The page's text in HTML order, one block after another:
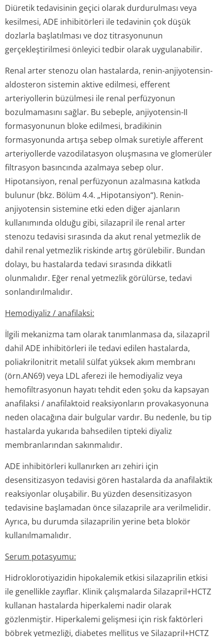
Diüretik tedavisinin geçici olarak durdurulması veya
kesilmesi, ADE inhibitörleri ile tedavinin çok düşük
dozlarla başlatılması ve doz titrasyonunun
gerçekleştirilmesi önleyici tedbir olarak uygulanabilir.
Renal arter stenozu olan hastalarda, renin-anjiyotensin-
aldosteron sistemin aktive edilmesi, efferent
arteriyollerin büzülmesi ile renal perfüzyonun
bozulmamasını sağlar. Bu sebeple, anjiyotensin-II
formasyonunun bloke edilmesi, bradikinin
formasyonunda artışa sebep olmak suretiyle afferent
arteriyollerde vazodilatasyon oluşmasına ve glomerüler
filtrasyon basıncında azalmaya sebep olur.
Hipotansiyon, renal perfüzyonun azalmasına katkıda
bulunur (bkz. Bölüm 4.4. „Hipotansiyon“). Renin-
anjiyotensin sistemine etki eden diğer ajanların
kullanımında olduğu gibi, silazapril ile renal arter
stenozu tedavisi sırasında da akut renal yetmezlik de
dahil renal yetmezlik riskinde artış görülebilir. Bundan
dolayı, bu hastalarda tedavi sırasında dikkatli
olunmalıdır. Eğer renal yetmezlik görülürse, tedavi
sonlandırılmalıdır.
Hemodiyaliz / anafilaksi:
İlgili mekanizma tam olarak tanımlanmasa da, silazapril
dahil ADE inhibitörleri ile tedavi edilen hastalarda,
poliakrilonitrit metalil sülfat yüksek akım membranı
(örn.AN69) veya LDL aferezi ile hemodiyaliz veya
hemofiltrasyonun hayatı tehdit eden şoku da kapsayan
anafilaksi / anafilaktoid reaksiyonların provakasyonuna
neden olacağına dair bulgular vardır. Bu nedenle, bu tip
hastalarda yukarıda bahsedilen tipteki diyaliz
membranlarından sakınmalıdır.
ADE inhibitörleri kullanırken arı zehiri için
desensitizasyon tedavisi gören hastalarda da anafilaktik
reaksiyonlar oluşabilir. Bu yüzden desensitizasyon
tedavisine başlamadan önce silazaprile ara verilmelidir.
Ayrıca, bu durumda silazaprilin yerine beta blokör
kullanılmamalıdır.
Serum potasyumu:
Hidroklorotiyazidin hipokalemik etkisi silazaprilin etkisi
ile genellikle zayıflar. Klinik çalışmalarda Silazapril+HCTZ
kullanan hastalarda hiperkalemi nadir olarak
gözlenmiştir. Hiperkalemi gelişmesi için risk faktörleri
böbrek yetmezliği, diabetes mellitus ve Silazapril+HCTZ